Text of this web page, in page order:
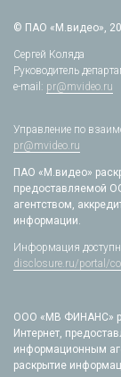
© ПАО «М.видео»,
Сергей Коляда
Руководитель
e-mail: pr@mvideo.ru
Управление по
pr@mvideo.ru
ПАО «М.видео»
предоставляемой
агентством,
информации.
Информация
disclosure.ru/portal/
ООО «МВ ФИНАНС»
Интернет,
информационным
раскрытие